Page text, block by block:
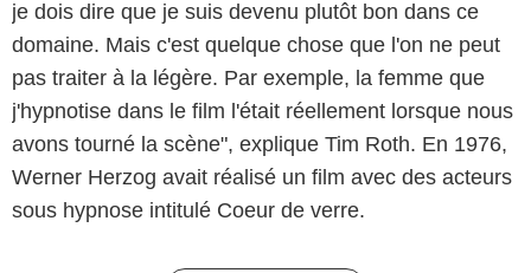
je dois dire que je suis devenu plutôt bon dans ce
domaine. Mais c'est quelque chose que l'on ne peut
pas traiter à la légère. Par exemple, la femme que
j'hypnotise dans le film l'était réellement lorsque nous
avons tourné la scène", explique Tim Roth. En 1976,
Werner Herzog avait réalisé un film avec des acteurs
sous hypnose intitulé Coeur de verre.